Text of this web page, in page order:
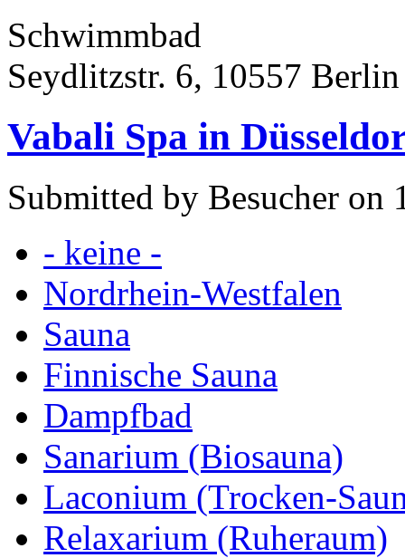
Schwimmbad
Seydlitzstr. 6, 10557 Berlin
Vabali Spa in
Submitted by Besucher on
- keine -
Nordrhein-Westfalen
Sauna
Finnische Sauna
Dampfbad
Sanarium (Biosauna)
Laconium (Trocken-
Relaxarium (Ruheraum)